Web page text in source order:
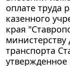
оплате труда
казенного
края
транспорта